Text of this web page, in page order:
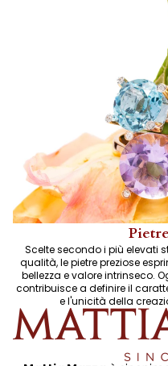
Scelte secondo i più elevati
qualità, le pietre preziose
bellezza e valore intrinseco.
contribuisce a definire il
e l'unicità della